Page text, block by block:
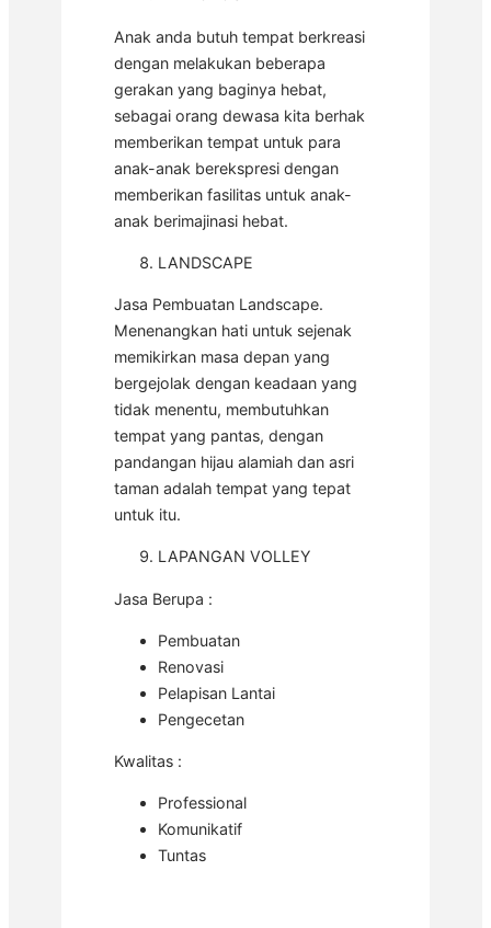
Anak anda butuh tempat berkreasi
dengan melakukan beberapa
gerakan yang baginya hebat,
sebagai orang dewasa kita berhak
memberikan tempat untuk para
anak-anak berekspresi dengan
memberikan fasilitas untuk anak-
anak berimajinasi hebat.
LANDSCAPE
Jasa Pembuatan Landscape.
Menenangkan hati untuk sejenak
memikirkan masa depan yang
bergejolak dengan keadaan yang
tidak menentu, membutuhkan
tempat yang pantas, dengan
pandangan hijau alamiah dan asri
taman adalah tempat yang tepat
untuk itu.
LAPANGAN VOLLEY
Jasa Berupa :
Pembuatan
Renovasi
Pelapisan Lantai
Pengecetan
Kwalitas :
Professional
Komunikatif
Tuntas